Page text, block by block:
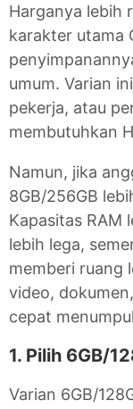
Harganya lebih
karakter utama
umum. Varian
pekerja, atau
membutuhkan
Namun, jika
8GB/256GB
Kapasitas RAM
lebih lega,
memberi ruang
video,
cepat
1. Pilih 6GB/
Varian 6GB/